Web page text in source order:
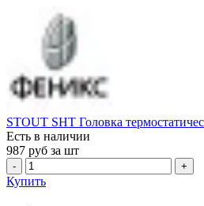
STOUT SHT Головка
Есть в наличии
987 руб за шт
- +
Купить